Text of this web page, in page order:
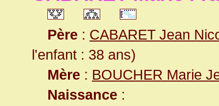
Père : CABARET Jean
l'enfant : 38 ans)
Mère : BOUCHER Marie
Naissance :